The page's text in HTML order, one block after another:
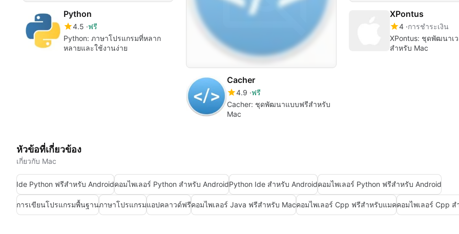
Python
4.5 ฟรี
Python: ภาษาโปรแกรมที่หลาก
หลายและใช้งานง่าย
Cacher
4.9 ฟรี
Cacher: ชุดพัฒนาแบบฟรีสำหรับ
Mac
XPontus
4 การชำระเงิน
XPontus: ชุดพัฒนาเ
สำหรับ Mac
หัวข้อที่เกี่ยวข้อง
เกี่ยวกับ Mac
Ide Python ฟรีสำหรับ Androidคอมไพเลอร์ Python สำหรับ AndroidPython Ide สำหรับ Androidคอมไพเลอร์ Python ฟรีสำหรับ Android
การเขียนโปรแกรมพื้นฐานภาษาโปรแกรมแอปคลาวด์ฟรีคอมไพเลอร์ Java ฟรีสำหรับ Macคอมไพเลอร์ Cpp ฟรีสำหรับแมคคอมไพเลอร์ Cpp